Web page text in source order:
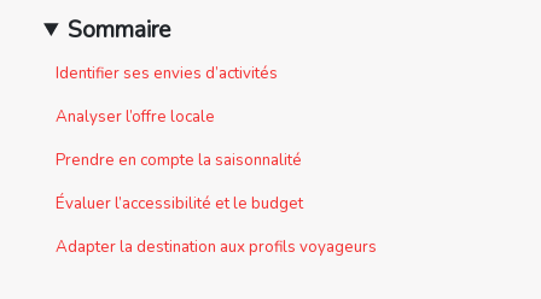
Sommaire
Identifier ses envies d’activités
Analyser l’offre locale
Prendre en compte la saisonnalité
Évaluer l’accessibilité et le budget
Adapter la destination aux profils voyageurs